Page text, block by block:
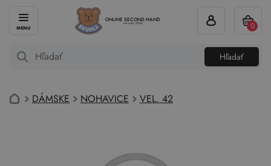
ONLINE SECOND HAND
od roku 2004
Hľadať
0
DÁMSKE NOHAVICE VEL. 42